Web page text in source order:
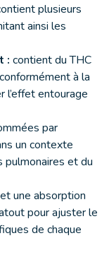
plusieurs
ainsi les
: contient du THC
à la
l’effet entourage
par
un contexte
pulmonaires et du
une absorption
pour ajuster le
de chaque